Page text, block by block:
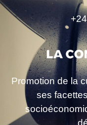
Promotion de la
ses